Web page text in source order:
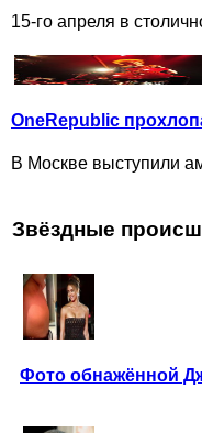
15-го апреля в
OneRepublic
В Москве выступили
Звёздные
Фото обнажённой